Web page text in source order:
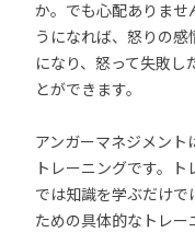
か。でも心配ありませ
うになれば、怒りの
になり、怒って失敗し
とができます。
アンガーマネジメン
トレーニングです。
では知識を学ぶだけで
ための具体的なトレー